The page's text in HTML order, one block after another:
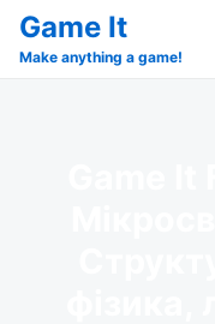
SkipSearch
for:
Game It
Make anything a game!